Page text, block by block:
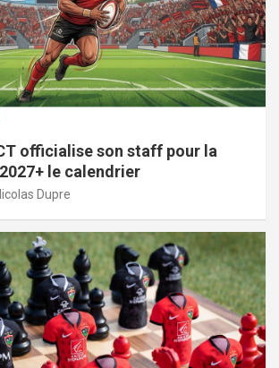
officialise son staff pour la
le calendrier
Dupre